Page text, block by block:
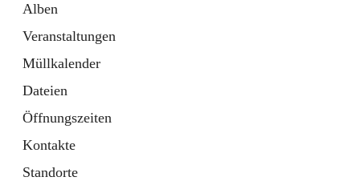
Alben
Veranstaltungen
Müllkalender
Dateien
Öffnungszeiten
Kontakte
Standorte